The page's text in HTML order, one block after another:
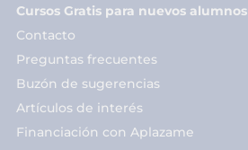
Cursos Gratis para nuevos alumnos
Contacto
Preguntas frecuentes
Buzón de sugerencias
Artículos de interés
Financiación con Aplazame